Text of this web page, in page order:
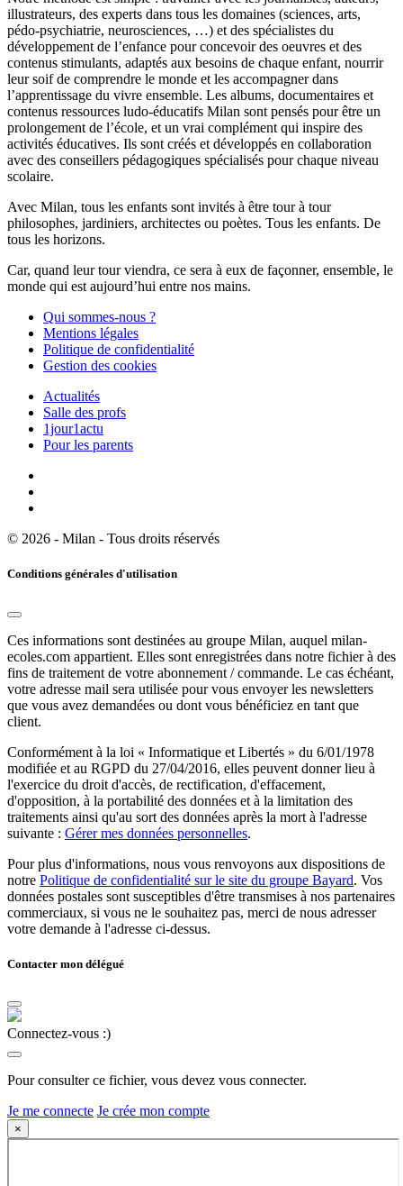
illustrateurs, des experts dans tous les domaines (sciences, arts,
pédo-psychiatrie, neurosciences, …) et des spécialistes du
développement de l’enfance pour concevoir des oeuvres et des
contenus stimulants, adaptés aux besoins de chaque enfant, nourrir
leur soif de comprendre le monde et les accompagner dans
l’apprentissage du vivre ensemble. Les albums, documentaires et
contenus ressources ludo-éducatifs Milan sont pensés pour être un
prolongement de l’école, et un vrai complément qui inspire des
activités éducatives. Ils sont créés et développés en collaboration
avec des conseillers pédagogiques spécialisés pour chaque niveau
scolaire.
Avec Milan, tous les enfants sont invités à être tour à tour
philosophes, jardiniers, architectes ou poètes. Tous les enfants. De
tous les horizons.
Car, quand leur tour viendra, ce sera à eux de façonner, ensemble, le
monde qui est aujourd’hui entre nos mains.
Qui sommes-nous ?
Mentions légales
Politique de confidentialité
Gestion des cookies
Actualités
Salle des profs
1jour1actu
Pour les parents
© 2026 - Milan - Tous droits réservés
Conditions générales d'utilisation
Ces informations sont destinées au groupe Milan, auquel milan-
ecoles.com appartient. Elles sont enregistrées dans notre fichier à des
fins de traitement de votre abonnement / commande. Le cas échéant,
votre adresse mail sera utilisée pour vous envoyer les newsletters
que vous avez demandées ou dont vous bénéficiez en tant que
client.
Conformément à la loi « Informatique et Libertés » du 6/01/1978
modifiée et au RGPD du 27/04/2016, elles peuvent donner lieu à
l'exercice du droit d'accès, de rectification, d'effacement,
d'opposition, à la portabilité des données et à la limitation des
traitements ainsi qu'au sort des données après la mort à l'adresse
suivante : Gérer mes données personnelles.
Pour plus d'informations, nous vous renvoyons aux dispositions de
notre Politique de confidentialité sur le site du groupe Bayard. Vos
données postales sont susceptibles d'être transmises à nos partenaires
commerciaux, si vous ne le souhaitez pas, merci de nous adresser
votre demande à l'adresse ci-dessus.
Contacter mon délégué
Connectez-vous :)
Pour consulter ce fichier, vous devez vous connecter.
Je me connecte Je crée mon compte
×